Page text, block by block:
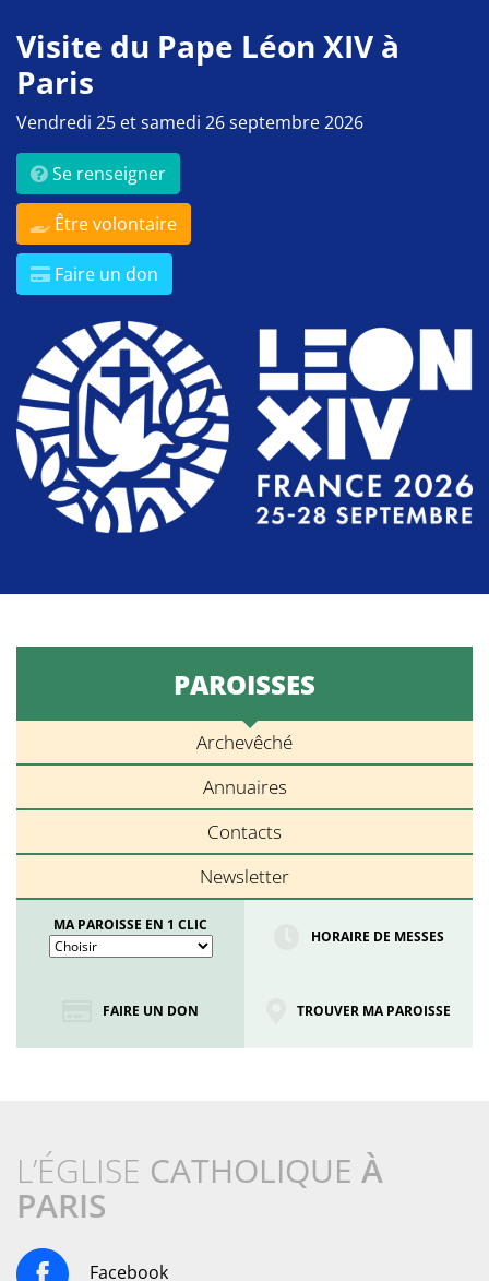
Visite du Pape Léon XIV à
Paris
Vendredi 25 et samedi 26 septembre 2026
Se renseigner
Être volontaire
Faire un don
PAROISSES
Archevêché
Annuaires
Contacts
Newsletter
MA PAROISSE EN 1 CLIC
HORAIRE DE MESSES
FAIRE UN DON TROUVER MA PAROISSE
L’ÉGLISE CATHOLIQUE À
PARIS
Facebook